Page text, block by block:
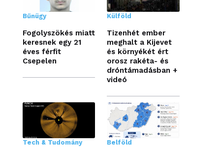
Bűnügy
Fogolyszökés miatt
keresnek egy 21
éves férfit
Csepelen
Külföld
Tizenhét ember
meghalt a Kijevet
és környékét ért
orosz rakéta- és
dróntámadásban +
videó
Tech & Tudomány Belföld